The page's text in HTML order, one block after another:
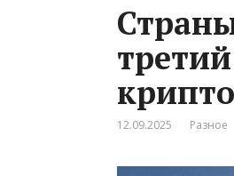
12.09.2025 Разное